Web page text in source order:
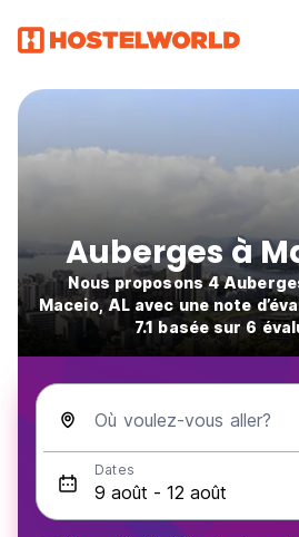
Auberges à
Nous proposons 4
Maceio, AL avec une note
7.1 basée sur 6
Où voulez-vous aller?
Dates